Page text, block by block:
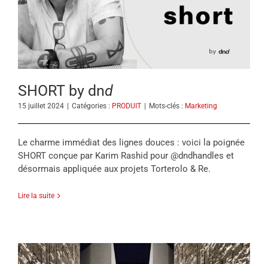
SHORT by dnd
15 juillet 2024 Catégories : PRODUIT Mots-clés : Marketing
Le charme immédiat des lignes douces : voici la poignée
SHORT conçue par Karim Rashid pour @dndhandles et
désormais appliquée aux projets Torterolo & Re.
Lire la suite